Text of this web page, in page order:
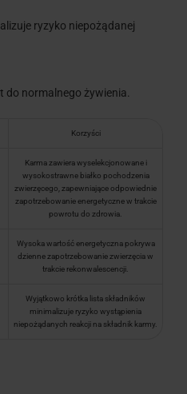
ryzyko niepożądanej
do normalnego żywienia.
Korzyści
Karma zawiera wyselekcjonowane i
wysokostrawne białko pochodzenia
zwierzęcego, zapewniające odpowiednie
zapotrzebowanie energetyczne w trakcie
powrotu do zdrowia.
Wysoka wartość energetyczna pokrywa
dzienne zapotrzebowanie zwierzęcia w
trakcie rekonwalescencji.
Wyjątkowo krótka lista składników
minimalizuje ryzyko wystąpienia
niepożądanych reakcji na składnik karmy.